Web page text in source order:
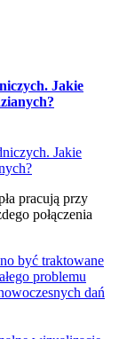
Jakie
pracują przy
połączenia
być traktowane
problemu
dań